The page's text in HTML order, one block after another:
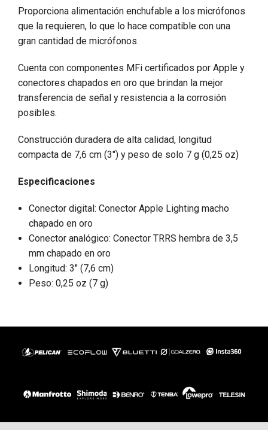
Proporciona alimentación enchufable a los micrófonos
que la requieren, lo que lo hace compatible con una
gran cantidad de micrófonos.
Cuenta con componentes MFi certificados por Apple y
conectores chapados en oro que brindan la mejor
transferencia de señal y resistencia a la corrosión
posibles.
Construcción duradera de alta calidad, longitud
compacta de 7,6 cm (3") y peso de solo 7 g (0,25 oz)
Especificaciones
Conector digital: Conector Apple Lighting macho
chapado en oro
Conector analógico: Conector TRRS hembra de 3,5
mm chapado en oro
Longitud: 3" (7,6 cm)
Peso: 0,25 oz (7 g)